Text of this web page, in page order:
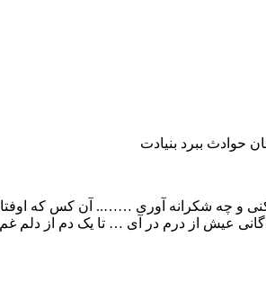
حوادث ببرد بنیادت
و چه شکرانه آوری …….. آن کس که
عیش از درم در آی … تا یک دم از دلم غم